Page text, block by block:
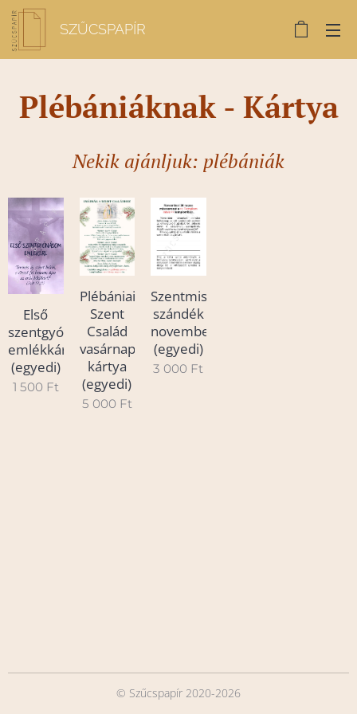
SZŰCSPAPÍR
Plébániáknak - Kártya
Nekik ajánljuk: plébániák
Első
szentgyónási
emlékkártya
(egyedi)
1 500 Ft
Plébániai
Szent
Család
vasárnapi
kártya
(egyedi)
5 000 Ft
Szentmise
szándék
novemberben
(egyedi)
3 000 Ft
© Szűcspapír 2020-2026